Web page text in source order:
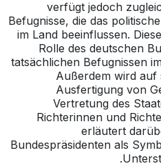
verfügt jedoch
Befugnisse, die das
im Land beeinflussen.
Rolle des deutschen
tatsächlichen Befugnissen
Außerdem wird auf
Ausfertigung von
Vertretung des
Richterinnen und
erläutert
Bundespräsidenten als